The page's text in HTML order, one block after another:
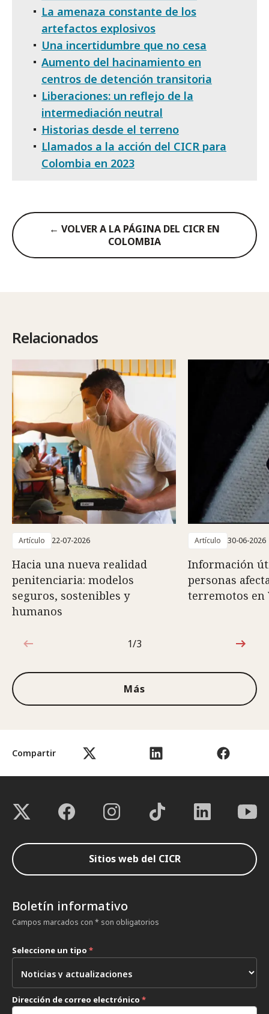
Compartir
La amenaza constante de los
artefactos explosivos
Una incertidumbre que no cesa
Aumento del hacinamiento en
centros de detención transitoria
Liberaciones: un reflejo de la
intermediación neutral
Historias desde el terreno
Llamados a la acción del CICR para
Colombia en 2023
← VOLVER A LA PÁGINA DEL CICR EN
COLOMBIA
Relacionados
Artículo 22-07-2026
Hacia una nueva realidad
penitenciaria: modelos
seguros, sostenibles y
humanos
Artículo 30-06-2026
Información
personas
terremotos en
1de3
1/3
Más
Sitios web del CICR
Boletín informativo
Campos marcados con * son obligatorios
Seleccione un tipo *
Dirección de correo electrónico *